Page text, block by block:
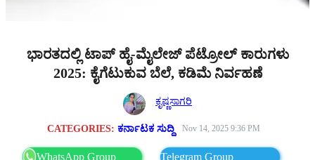
ಭಾರತದಲ್ಲಿ ಟಾಪ್ ಹೈ-ಮೈಲೇಜ್ ಪೆಟ್ರೋಲ್ ಕಾರುಗಳು
2025: ಕೈಗೆಟುಕುವ ಬೆಲೆ, ಕಡಿಮೆ ನಿರ್ವಹಣೆ
ಕೃಷ್ಣಸಾಗರಿ
CATEGORIES:ಕರ್ನಾಟಕ ಸುದ್ದಿ Nov 14, 2025 9:36 PM
WhatsApp Group Telegram Group